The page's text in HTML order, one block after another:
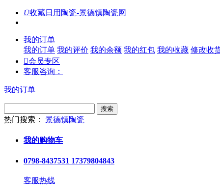
Ū收藏日用陶瓷-景德镇陶瓷网
我的订单
我的订单 我的评价 我的余额 我的红包 我的收藏 修改收
会员专区
客服咨询：
我的订单
搜索
热门搜索： 景德镇陶瓷
我的购物车
0798-8437531 17379804843
客服热线